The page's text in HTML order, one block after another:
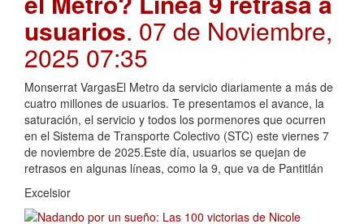
usuarios. 07 de Noviembre,
2025 07:35
Monserrat VargasEl Metro da servicio diariamente a más de
cuatro millones de usuarios. Te presentamos el avance, la
saturación, el servicio y todos los pormenores que ocurren
en el Sistema de Transporte Colectivo (STC) este viernes 7
de noviembre de 2025.Este día, usuarios se quejan de
retrasos en algunas líneas, como la 9, que va de Pantitlán
Excelsior